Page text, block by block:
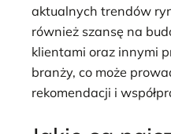
aktualnych trendów
również szansę na
klientami oraz innymi
branży, co może
rekomendacji i